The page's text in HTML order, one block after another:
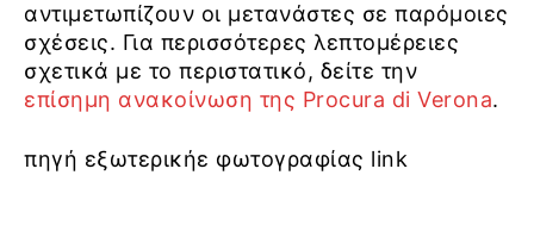
αντιμετωπίζουν οι μετανάστες σε παρόμοιες
σχέσεις. Για περισσότερες λεπτομέρειες
σχετικά με το περιστατικό, δείτε την
επίσημη ανακοίνωση της Procura di Verona.
πηγή εξωτερικήε φωτογραφίας link